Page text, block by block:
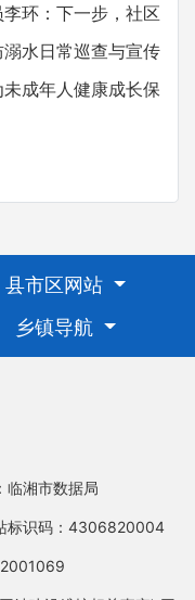
环：下一步，社区
水日常巡查与宣传
成年人健康成长保
县市区网站
乡镇导航
临湘市数据局
标识码：4306820004